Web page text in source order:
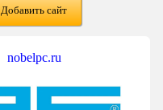
Добавить сайт
nobelpc.ru